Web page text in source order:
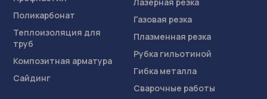
Поликарбонат
Теплоизоляция для
труб
Композитная арматура
Сайдинг
Газовая резка
Плазменная резка
Рубка гильотиной
Гибка металла
Сварочные работы